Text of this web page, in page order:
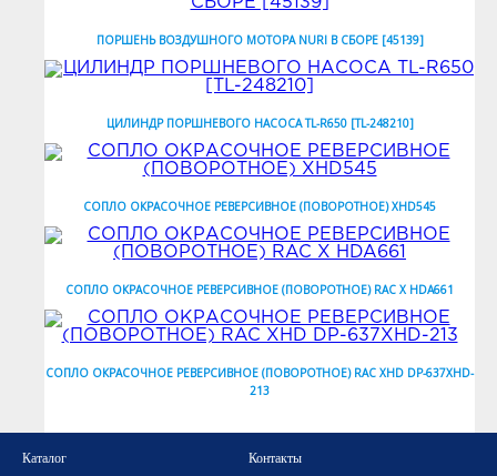
ПОРШЕНЬ ВОЗДУШНОГО МОТОРА NURI В СБОРЕ [45139]
ЦИЛИНДР ПОРШНЕВОГО НАСОСА TL-R650 [TL-248210]
СОПЛО ОКРАСОЧНОЕ РЕВЕРСИВНОЕ (ПОВОРОТНОЕ) XHD545
СОПЛО ОКРАСОЧНОЕ РЕВЕРСИВНОЕ (ПОВОРОТНОЕ) RAC X HDA661
СОПЛО ОКРАСОЧНОЕ РЕВЕРСИВНОЕ (ПОВОРОТНОЕ) RAC XHD DP-637XHD-
213
Каталог Контакты